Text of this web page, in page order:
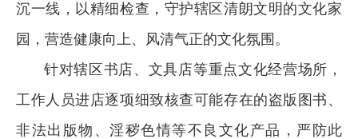
沉一线，以精细检查，守护辖区清朗文明的文化家
园，营造健康向上、风清气正的文化氛围。
针对辖区书店、文具店等重点文化经营场所，
工作人员进店逐项细致核查可能存在的盗版图书、
非法出版物、淫秽色情等不良文化产品，严防此